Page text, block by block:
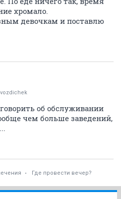
хромало.
девочкам и поставлю
об обслуживании
чем больше заведений,
Где провести вечер?